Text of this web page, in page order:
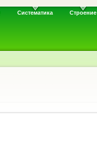
Систематика Строение